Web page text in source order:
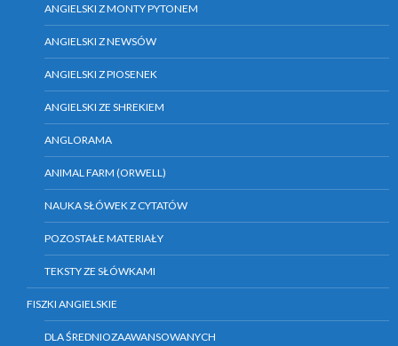
ANGIELSKI Z MONTY PYTONEM
ANGIELSKI Z NEWSÓW
ANGIELSKI Z PIOSENEK
ANGIELSKI ZE SHREKIEM
ANGLORAMA
ANIMAL FARM (ORWELL)
NAUKA SŁÓWEK Z CYTATÓW
POZOSTAŁE MATERIAŁY
TEKSTY ZE SŁÓWKAMI
FISZKI ANGIELSKIE
DLA ŚREDNIOZAAWANSOWANYCH